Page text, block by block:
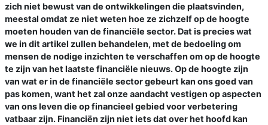
zich niet bewust van de ontwikkelingen die plaatsvinden,
meestal omdat ze niet weten hoe ze zichzelf op de hoogte
moeten houden van de financiële sector. Dat is precies wat
we in dit artikel zullen behandelen, met de bedoeling om
mensen de nodige inzichten te verschaffen om op de hoogte
te zijn van het laatste financiële nieuws. Op de hoogte zijn
van wat er in de financiële sector gebeurt kan ons goed van
pas komen, want het zal onze aandacht vestigen op aspecten
van ons leven die op financieel gebied voor verbetering
vatbaar zijn. Financiën zijn niet iets dat over het hoofd kan